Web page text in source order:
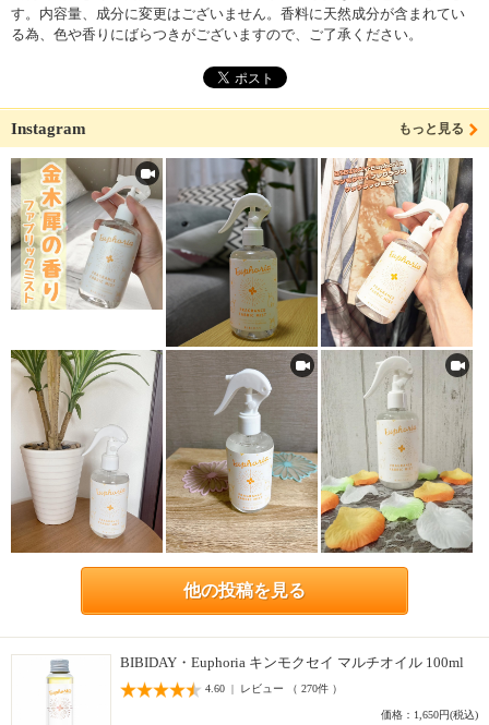
す。内容量、成分に変更はございません。香料に天然成分が含まれてい
る為、色や香りにばらつきがございますので、ご了承ください。
Instagram もっと見る
他の投稿を見る
BIBIDAY・Euphoria キンモクセイ マルチオイル 100ml
4.60 | レビュー （ 270件 ）
価格：1,650円(税込)